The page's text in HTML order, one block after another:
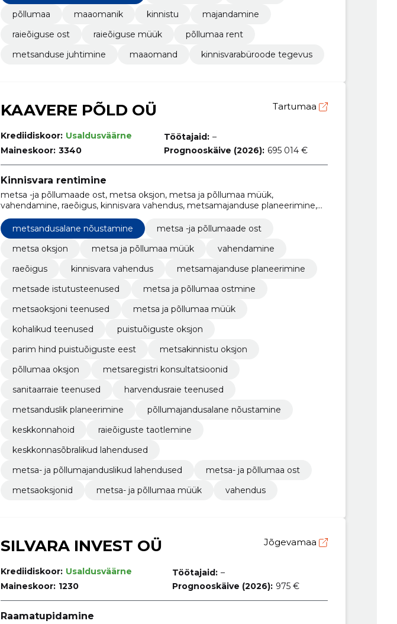
põllumaa
maaomanik kinnistu
majandamine
raieõiguse ost
raieõiguse müük
põllumaa rent
metsanduse juhtimine
maaomand kinnisvarabüroode tegevus
KAAVERE PÕLD OÜ Tartumaa
Krediidiskoor: Usaldusväärne
Maineskoor: 3340
Töötajaid: –
Prognooskäive (2026): 695 014 €
Kinnisvara rentimine
metsa -ja põllumaade ost, metsa oksjon, metsa ja põllumaa müük,
vahendamine, raeõigus, kinnisvara vahendus, metsamajanduse planeerimine,
metsandusalane nõustamine
metsa -ja põllumaade ost
metsa oksjon
metsa ja põllumaa müük
vahendamine
raeõigus
kinnisvara vahendus
metsamajanduse planeerimine
metsade istutusteenused
metsa ja põllumaa ostmine
metsaoksjoni teenused
metsa ja põllumaa müük
kohalikud teenused
puistuõiguste oksjon
parim hind puistuõiguste eest
metsakinnistu oksjon
põllumaa oksjon
metsaregistri konsultatsioonid
sanitaarraie teenused
harvendusraie teenused
metsanduslik planeerimine
põllumajandusalane nõustamine
keskkonnahoid
raieõiguste taotlemine
keskkonnasõbralikud lahendused
metsa- ja põllumajanduslikud lahendused
metsa- ja põllumaa ost
metsaoksjonid
metsa- ja põllumaa müük vahendus
SILVARA INVEST OÜ Jõgevamaa
Krediidiskoor: Usaldusväärne
Maineskoor: 1230
Töötajaid: –
Prognooskäive (2026): 975 €
Raamatupidamine